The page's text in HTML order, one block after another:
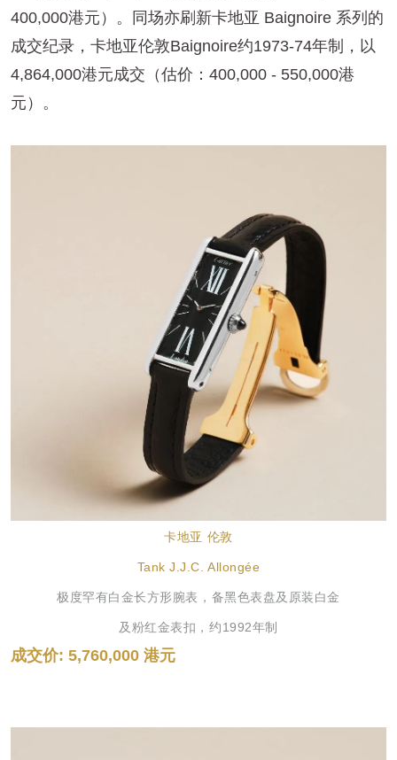
400,000港元）。同场亦刷新卡地亚 Baignoire 系列的
成交纪录，卡地亚伦敦Baignoire约1973-74年制，以
4,864,000港元成交（估价：400,000 - 550,000港
元）。
卡地亚 伦敦
Tank J.J.C. Allongée
极度罕有白金长方形腕表，备黑色表盘及原装白金
及粉红金表扣， 约1992年制
成交价: 5,760,000 港元